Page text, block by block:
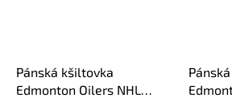
Pánská kšiltovka
Edmonton Oilers NHL